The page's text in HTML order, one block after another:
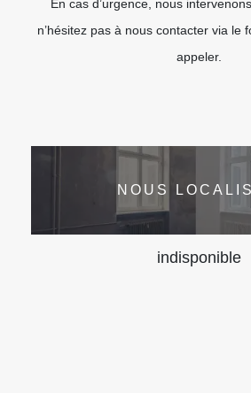
En cas d’urgence, nous
n’hésitez pas à nous contacter via le
appeler.
NOUS
indisponible